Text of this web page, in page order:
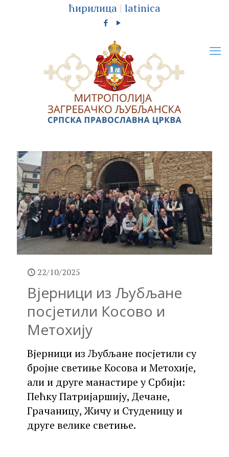
ћирилица | latinica
22/10/2025
Вјерници из Љубљане
посјетили Косово и
Метохију
Вјерници из Љубљане посјетили су
бројне светиње Косова и Метохије,
али и друге манастире у Србији:
Пећку Патријаршију, Дечане,
Грачаницу, Жичу и Студеницу и
друге велике светиње.